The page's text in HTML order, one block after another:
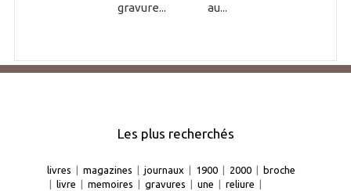
gravure...
au...
Les plus recherchés
livres | magazines | journaux | 1900 | 2000 | broche
| livre | memoires | gravures | une | reliure |